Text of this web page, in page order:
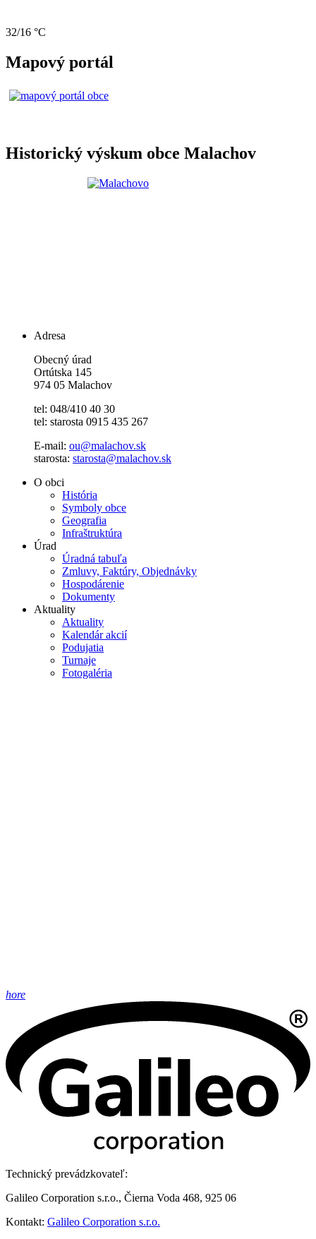
32/16 °C
Mapový portál
Historický výskum obce Malachov
Adresa
Obecný úrad
Ortútska 145
974 05 Malachov
tel: 048/410 40 30
tel: starosta 0915 435 267
E-mail: ou@malachov.sk
starosta: starosta@malachov.sk
O obci
História
Symboly obce
Geografia
Infraštruktúra
Úrad
Úradná tabuľa
Zmluvy, Faktúry, Objednávky
Hospodárenie
Dokumenty
Aktuality
Aktuality
Kalendár akcií
Podujatia
Turnaje
Fotogaléria
hore
Technický prevádzkovateľ:
Galileo Corporation s.r.o., Čierna Voda 468, 925 06
Kontakt: Galileo Corporation s.r.o.